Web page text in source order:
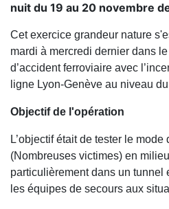
nuit du 19 au 20 novembre
Cet exercice grandeur nature
mardi à mercredi dernier dans
d’accident ferroviaire avec
ligne Lyon-Genève au niveau
Objectif de l'opération
L’objectif était de tester le mode
(Nombreuses victimes) en
particulièrement dans un tunnel
les équipes de secours aux